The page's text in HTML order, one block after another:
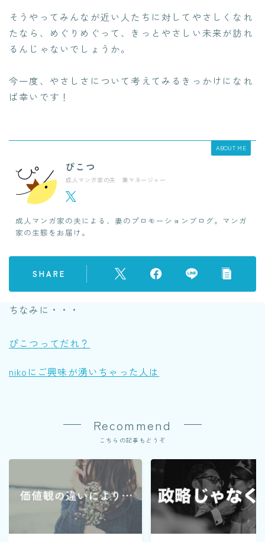
そうやってみんなが近い人たちに対してやさしくなれ
たなら、めぐりめぐって、きっとやさしい未来が訪れ
るんじゃないでしょうか。
今一度、やさしさについて考えてみるきっかけになれ
ば幸いです！
ABOUT ME
ぴこつ
成人マンガ家の夫 兼マネージャー
成人マンガ家の夫による、妻のプロモーションブログ。マンガ
家の生態をお届け。
SHARE
ちなみに・・・
ぴこつってだれ？
nikoにご興味が湧いちゃった人は
Recommend
こちらの記事もどうぞ